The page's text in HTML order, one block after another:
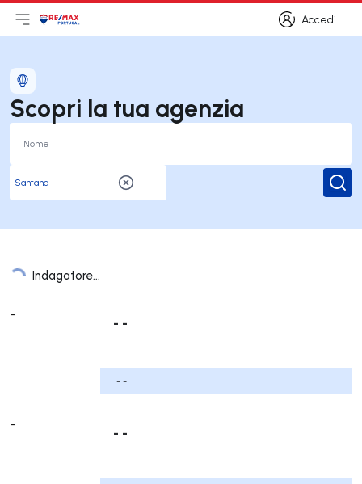
Accedi
Accedi
Apri il menu principale
LogoVai alla homepage
Scopri la tua agenzia
Indagatore...
Elenco Uffici
-
- -
- -
-
- -